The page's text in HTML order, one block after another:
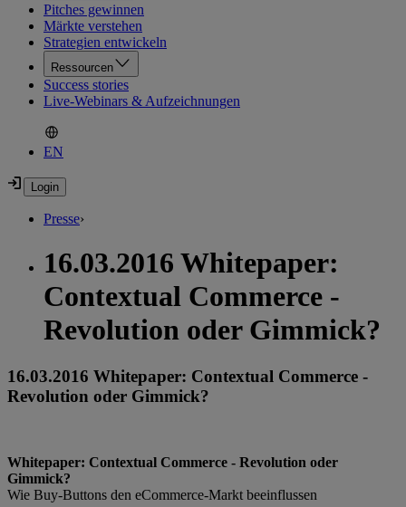
Pitches gewinnen
Märkte verstehen
Strategien entwickeln
Ressourcen
Success stories
Live-Webinars & Aufzeichnungen
EN
Presse›
16.03.2016 Whitepaper:
Contextual Commerce -
Revolution oder Gimmick?
16.03.2016 Whitepaper: Contextual Commerce -
Revolution oder Gimmick?
Whitepaper: Contextual Commerce - Revolution oder
Gimmick?
Wie Buy-Buttons den eCommerce-Markt beeinflussen